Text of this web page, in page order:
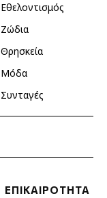
Εθελοντισμός
Ζώδια
Θρησκεία
Μόδα
Συνταγές
ΕΠΙΚΑΙΡΟΤΗΤΑ